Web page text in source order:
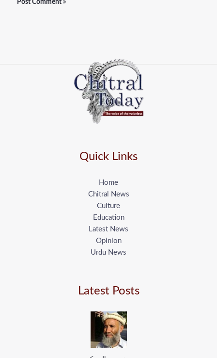
Quick Links
Home
Chitral News
Culture
Education
Latest News
Opinion
Urdu News
Latest Posts